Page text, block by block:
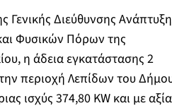
Διεύθυνσης
Φυσικών Πόρων της
η άδεια εγκατάστασης 2
περιοχή Λεπίδων του
ισχύς 374,80 KW και με